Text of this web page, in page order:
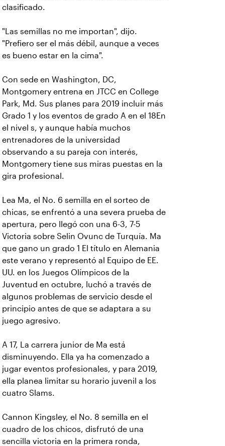
clasificado.
"Las semillas no me importan", dijo.
"Prefiero ser el más débil, aunque a veces
es bueno estar en la cima".
Con sede en Washington, DC,
Montgomery entrena en JTCC en College
Park, Md. Sus planes para 2019 incluir más
Grado 1 y los eventos de grado A en el 18En
el nivel s, y aunque había muchos
entrenadores de la universidad
observando a su pareja con interés,
Montgomery tiene sus miras puestas en la
gira profesional.
Lea Ma, el No. 6 semilla en el sorteo de
chicas, se enfrentó a una severa prueba de
apertura, pero llegó con una 6-3, 7-5
Victoria sobre Selin Ovunc de Turquía. Ma
que gano un grado 1 El título en Alemania
este verano y representó al Equipo de EE.
UU. en los Juegos Olímpicos de la
Juventud en octubre, luchó a través de
algunos problemas de servicio desde el
principio antes de que se adaptara a su
juego agresivo.
A 17, La carrera junior de Ma está
disminuyendo. Ella ya ha comenzado a
jugar eventos profesionales, y para 2019,
ella planea limitar su horario juvenil a los
cuatro Slams.
Cannon Kingsley, el No. 8 semilla en el
cuadro de los chicos, disfrutó de una
sencilla victoria en la primera ronda,